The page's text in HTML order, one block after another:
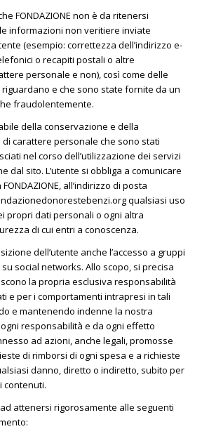
FONDAZIONE non è da ritenersi
informazioni non veritiere inviate
(esempio: correttezza dell’indirizzo e-
o recapiti postali o altre
personale e non), così come delle
e che sono state fornite da un
fraudolentemente.
della conservazione e della
carattere personale che sono stati
nel corso dell’utilizzazione dei servizi
dal sito. L’utente si obbliga a comunicare
all’indirizzo di posta
qualsiasi uso
propri dati personali o ogni altra
di cui entri a conoscenza.
dell’utente anche l’accesso a gruppi
su social networks. Allo scopo, si precisa
la propria esclusiva responsabilità
e per i comportamenti intrapresi in tali
e mantenendo indenne la nostra
responsabilità e da ogni effetto
ad azioni, anche legali, promosse
di rimborsi di ogni spesa e a richieste
danno, diretto o indiretto, subito per
contenuti.
ad attenersi rigorosamente alle seguenti